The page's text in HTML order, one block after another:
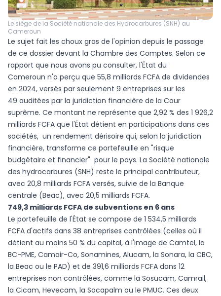
Le siège de la Société nationale des Hydrocarbures (SNH) au
Cameroun
Le sujet fait les choux gras de l'opinion depuis le passage
de ce dossier devant la Chambre des Comptes. Selon ce
rapport que nous avons pu consulter, l'État du
Cameroun n'a perçu que 55,8 milliards FCFA de dividendes
en 2024, versés par seulement 9 entreprises sur les
49 auditées par la juridiction financière de la Cour
suprême. Ce montant ne représente que 2,92 % des 1 926,2
milliards FCFA que l'État détient en participations dans ces
sociétés, un rendement dérisoire qui, selon la juridiction
financière, transforme ce portefeuille en "risque
budgétaire et financier" pour le pays. La Société nationale
des hydrocarbures (SNH) reste le principal contributeur,
avec 20,8 milliards FCFA versés, suivie de la Banque
centrale (Beac), avec 20,5 milliards FCFA.
749,3 milliards FCFA de subventions en 6 ans
Le portefeuille de l'État se compose de 1 534,5 milliards
FCFA d'actifs dans 38 entreprises contrôlées (celles où il
détient au moins 50 % du capital, à l'image de Camtel, la
BC-PME, Camair-Co, Sonamines, Alucam, la Sonara, la CBC,
la Beac ou le PAD) et de 391,6 milliards FCFA dans 12
entreprises non contrôlées, comme la Sosucam, Camrail,
la Cicam, Hevecam, la Socapalm ou le PMUC. Ces deux